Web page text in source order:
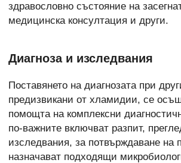
здравословно състояние на
медицинска консултация и други.
Диагноза и изследвания
Поставянето на диагнозата при
предизвикани от хламидии, се
помощта на комплексни
по-важните включват разпит,
изследвания, за потвърждаване на
назначават подходящи